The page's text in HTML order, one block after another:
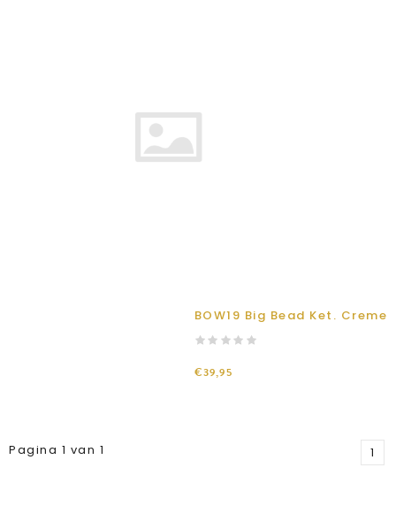
BOW19 Big Bead Ket. Creme
€39,95
Pagina 1 van 1 1